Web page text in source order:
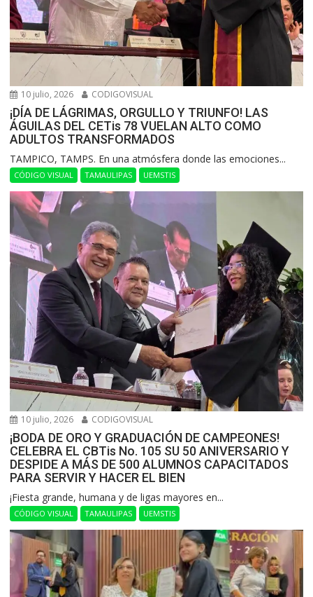
10 julio, 2026 CODIGOVISUAL
¡DÍA DE LÁGRIMAS, ORGULLO Y TRIUNFO! LAS
ÁGUILAS DEL CETis 78 VUELAN ALTO COMO
ADULTOS TRANSFORMADOS
​TAMPICO, TAMPS. En una atmósfera donde las emociones...
CÓDIGO VISUAL TAMAULIPAS UEMSTIS
10 julio, 2026 CODIGOVISUAL
¡BODA DE ORO Y GRADUACIÓN DE CAMPEONES!
CELEBRA EL CBTis No. 105 SU 50 ANIVERSARIO Y
DESPIDE A MÁS DE 500 ALUMNOS CAPACITADOS
PARA SERVIR Y HACER EL BIEN
​¡Fiesta grande, humana y de ligas mayores en...
CÓDIGO VISUAL TAMAULIPAS UEMSTIS